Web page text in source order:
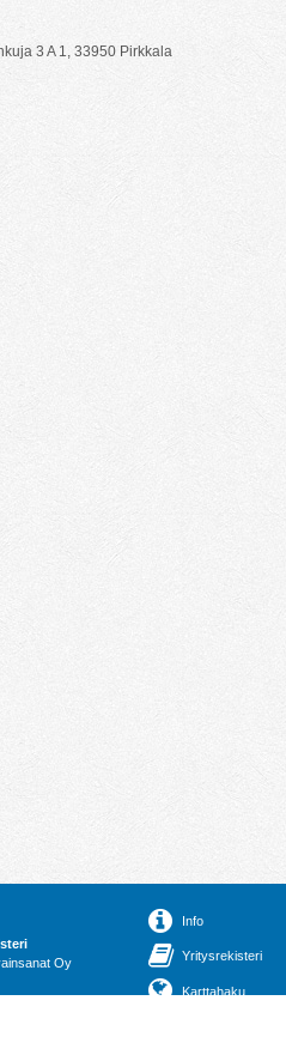
3 A 1, 33950 Pirkkala
Oy
Info
Yritysrekisteri
Karttahaku